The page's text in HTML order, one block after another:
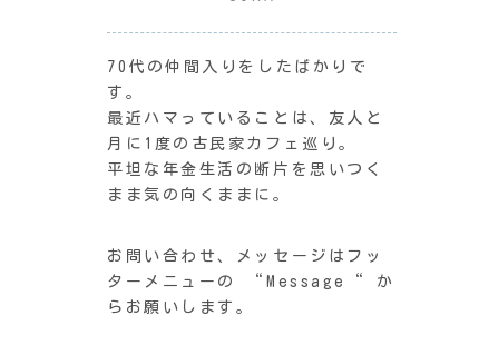
70代の仲間入りをしたばかりで
す。
最近ハマっていることは、友人と
月に1度の古民家カフェ巡り。
平坦な年金生活の断片を思いつく
まま気の向くままに。
お問い合わせ、メッセージはフッ
ターメニューの “Message“ か
らお願いします。